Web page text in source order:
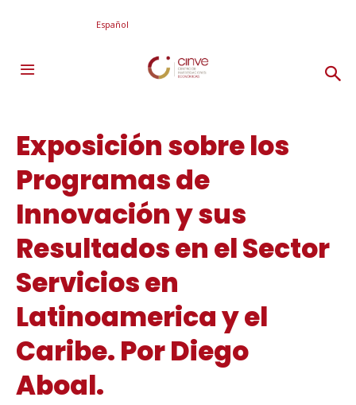
Español
Exposición sobre los
Programas de
Innovación y sus
Resultados en el Sector
Servicios en
Latinoamerica y el
Caribe. Por Diego
Aboal.